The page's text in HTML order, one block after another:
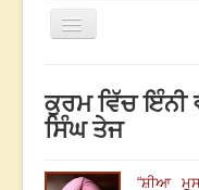
Toggle
ਰਚਨਾਵਾਂ
ਕੁਰਮ ਵਿੱਚ ਇੰਨੀ
ਸਿੰਘ ਤੇਜ
“ਸ਼ੀਆ